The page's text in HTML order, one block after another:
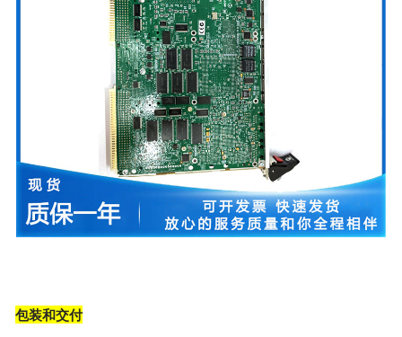
包装和交付